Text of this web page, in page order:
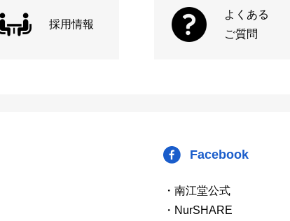
採用情報
よくある
ご質問
Facebook
・南江堂公式
・NurSHARE